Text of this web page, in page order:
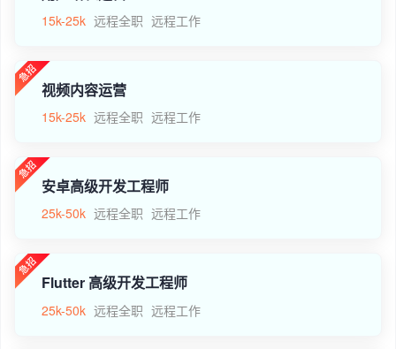
15k-25k 远程全职 远程工作
视频内容运营
15k-25k 远程全职 远程工作
安卓高级开发工程师
25k-50k 远程全职 远程工作
Flutter 高级开发工程师
25k-50k 远程全职 远程工作